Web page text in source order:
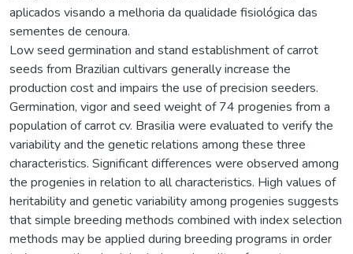
aplicados visando a melhoria da qualidade fisiológica das
sementes de cenoura.
Low seed germination and stand establishment of carrot
seeds from Brazilian cultivars generally increase the
production cost and impairs the use of precision seeders.
Germination, vigor and seed weight of 74 progenies from a
population of carrot cv. Brasilia were evaluated to verify the
variability and the genetic relations among these three
characteristics. Significant differences were observed among
the progenies in relation to all characteristics. High values of
heritability and genetic variability among progenies suggests
that simple breeding methods combined with index selection
methods may be applied during breeding programs in order